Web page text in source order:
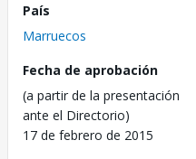
País
Marruecos
Fecha de aprobación
(a partir de la presentación
ante el Directorio)
17 de febrero de 2015